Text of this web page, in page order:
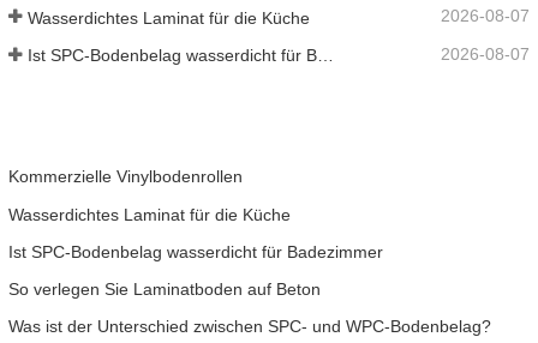
Wasserdichtes Laminat für die Küche 2026-08-07
2026-08-07
Kommerzielle Vinylbodenrollen
Wasserdichtes Laminat für die Küche
Ist SPC-Bodenbelag wasserdicht für Badezimmer
So verlegen Sie Laminatboden auf Beton
Was ist der Unterschied zwischen SPC- und WPC-Bodenbelag?